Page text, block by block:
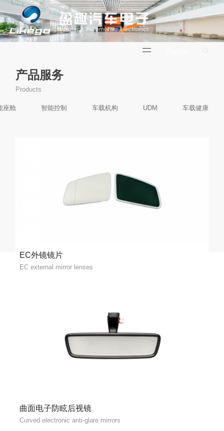
产品服务
Products
座舱 智能控制 车载机构 UDM 车载健康
EC外镜镜片
EC external mirror lenses
曲面电子防眩后视镜
Curved electronic anti-glare mirrors